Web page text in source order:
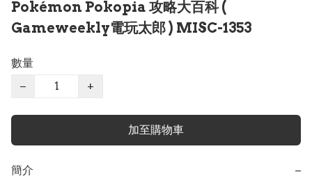
Pokémon Pokopia 攻略大百科 (
Gameweekly電玩太郎 ) MISC-1353
數量
−
+
加至購物車
簡介 −